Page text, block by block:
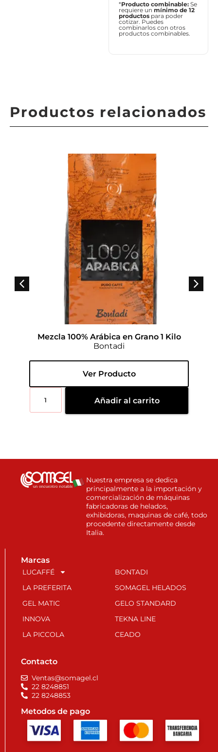
*Producto combinable: Se
requiere unmínimo de 12
productos para poder
cotizar. Puedes
combinarlos con otros
productos combinables.
Productos relacionados
Mezcla 100% Arábica en Grano 1 Kilo
Bontadi
Ver Producto
Añadir al carrito
Nuestra empresa se dedica
principalmente a la importación y
comercialización de máquinas
fabricadoras de helados,
exhibidoras, maquinas de café, todo
procedente directamente desde
Italia.
Marcas
LUCAFFÉ
BONTADI
LA PREFERITA
SOMAGEL HELADOS
GEL MATIC
GELO STANDARD
INNOVA
TEKNA LINE
LA PICCOLA
CEADO
Contacto
Ventas@somagel.cl
22 8248851
22 8248853
Metodos de pago